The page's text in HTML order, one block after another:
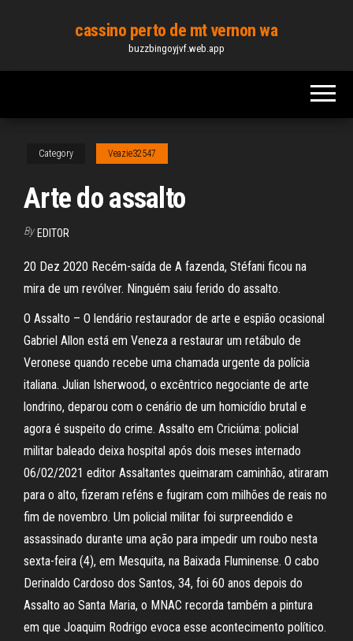
content
cassino perto de mt vernon wa
buzzbingoyjvf.web.app
Category Veazie32547
Arte do assalto
By EDITOR
20 Dez 2020 Recém-saída de A fazenda, Stéfani ficou na
mira de um revólver. Ninguém saiu ferido do assalto.
O Assalto – O lendário restaurador de arte e espião ocasional
Gabriel Allon está em Veneza a restaurar um retábulo de
Veronese quando recebe uma chamada urgente da polícia
italiana. Julian Isherwood, o excêntrico negociante de arte
londrino, deparou com o cenário de um homicídio brutal e
agora é suspeito do crime. Assalto em Criciúma: policial
militar baleado deixa hospital após dois meses internado
06/02/2021 editor Assaltantes queimaram caminhão, atiraram
para o alto, fizeram reféns e fugiram com milhões de reais no
fim de novembro. Um policial militar foi surpreendido e
assassinado durante uma ação para impedir um roubo nesta
sexta-feira (4), em Mesquita, na Baixada Fluminense. O cabo
Derinaldo Cardoso dos Santos, 34, foi 60 anos depois do
Assalto ao Santa Maria, o MNAC recorda também a pintura
em que Joaquim Rodrigo evoca esse acontecimento político.